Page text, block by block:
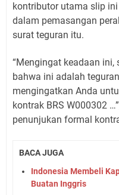
kontributor utama slip
dalam pemasangan
surat teguran itu.
“Mengingat keadaan ini,
bahwa ini adalah
mengingatkan Anda
kontrak BRS W000302
penunjukan formal
BACA JUGA
Indonesia Membeli
Buatan Inggris